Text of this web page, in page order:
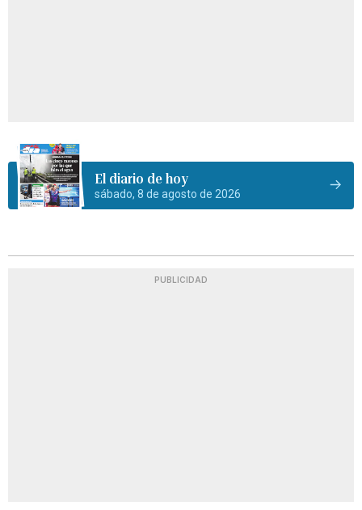
El diario de hoy
sábado, 8 de agosto de 2026
PUBLICIDAD